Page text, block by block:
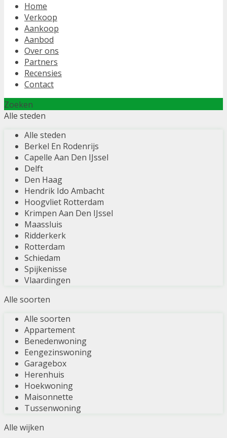
Home
Verkoop
Aankoop
Aanbod
Over ons
Partners
Recensies
Contact
Zoeken
Alle steden
Alle steden
Berkel En Rodenrijs
Capelle Aan Den IJssel
Delft
Den Haag
Hendrik Ido Ambacht
Hoogvliet Rotterdam
Krimpen Aan Den IJssel
Maassluis
Ridderkerk
Rotterdam
Schiedam
Spijkenisse
Vlaardingen
Alle soorten
Alle soorten
Appartement
Benedenwoning
Eengezinswoning
Garagebox
Herenhuis
Hoekwoning
Maisonnette
Tussenwoning
Alle wijken